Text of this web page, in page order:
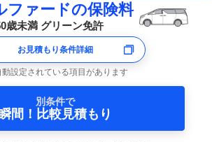
ファードの保険料
歳未満 グリーン免許
お見積もり条件詳細
動設定されている項目があります
別条件で
間！比較見積もり